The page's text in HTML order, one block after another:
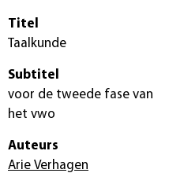
Titel
Taalkunde
Subtitel
voor de tweede fase van
het vwo
Auteurs
Arie Verhagen